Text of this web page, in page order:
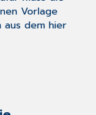
Vorlage
aus dem hier